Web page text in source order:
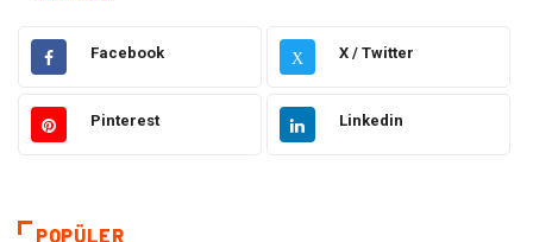
Hukuk Elektrik Elektronik
Güzellik & Bakım Moda
Giyim
Facebook X X / Twitter
Pinterest Linkedin
POPÜLER